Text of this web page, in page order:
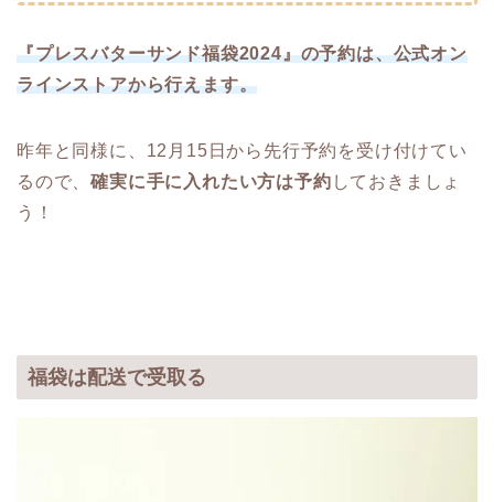
『プレスバターサンド福袋2024』の予約は、公式オン
ラインストアから行えます。
昨年と同様に、12月15日から先行予約を受け付けてい
るので、確実に手に入れたい方は予約 しておきましょ
う！
福袋は配送で受取る